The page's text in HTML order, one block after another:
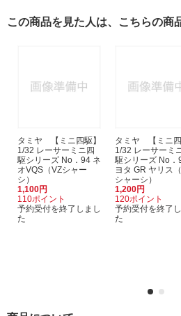
この商品を見た人は、こちらの商
タミヤ 【ミニ四駆】
1/32 レーサーミニ四
駆シリーズ No．94 ネ
オVQS（VZシャー
シ）
1,100円
110ポイント
予約受付を終了しまし
た
タミヤ 【ミニ四
1/32 レーサーミ
駆シリーズ No．
ヨタ GR ヤリス
シャーシ）
1,200円
120ポイント
予約受付を終了
た